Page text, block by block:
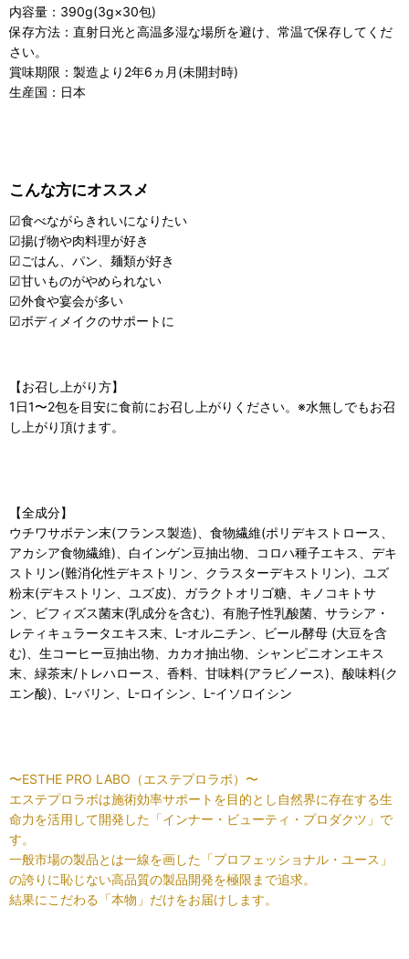
内容量：390g(3g×30包)
保存方法：直射日光と高温多湿な場所を避け、常温で保存してくだ
さい。
賞味期限：製造より2年6ヵ月(未開封時)
生産国：日本
こんな方にオススメ
☑食べながらきれいになりたい
☑揚げ物や肉料理が好き
☑ごはん、パン、麺類が好き
☑甘いものがやめられない
☑外食や宴会が多い
☑ボディメイクのサポートに
【お召し上がり方】
1日1〜2包を目安に食前にお召し上がりください。※水無しでもお召
し上がり頂けます。
【全成分】
ウチワサボテン末(フランス製造)、食物繊維(ポリデキストロース、
アカシア食物繊維)、白インゲン豆抽出物、コロハ種子エキス、デキ
ストリン(難消化性デキストリン、クラスターデキストリン)、ユズ
粉末(デキストリン、ユズ皮)、ガラクトオリゴ糖、キノコキトサ
ン、ビフィズス菌末(乳成分を含む)、有胞子性乳酸菌、サラシア・
レティキュラータエキス末、L-オルニチン、ビール酵母 (大豆を含
む)、生コーヒー豆抽出物、カカオ抽出物、シャンピニオンエキス
末、緑茶末/トレハロース、香料、甘味料(アラビノース)、酸味料(ク
エン酸)、L-バリン、L-ロイシン、L-イソロイシン
〜ESTHE PRO LABO（エステプロラボ）〜
エステプロラボは施術効率サポートを目的とし自然界に存在する生
命力を活用して開発した「インナー・ビューティ・プロダクツ」で
す。
一般市場の製品とは一線を画した「プロフェッショナル・ユース」
の誇りに恥じない高品質の製品開発を極限まで追求。
結果にこだわる「本物」だけをお届けします。